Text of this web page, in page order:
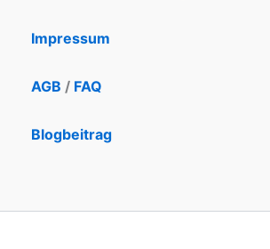
Impressum
AGB / FAQ
Blogbeitrag